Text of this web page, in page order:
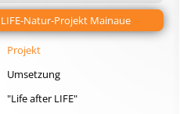
LIFE-Natur-Projekt Mainaue
Projekt
Umsetzung
"Life after LIFE"